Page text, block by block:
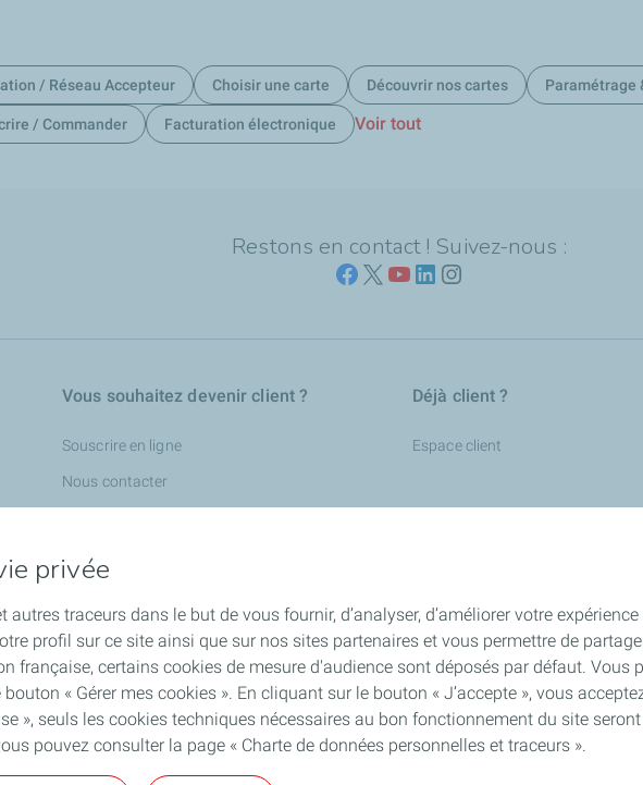
/ Réseau Accepteur Choisir une carte Découvrir nos cartes Paramétrage
/ Commander Facturation électronique Voir tout
Restons en contact ! Suivez-nous :
Vous souhaitez devenir client ?
Souscrire en ligne
Nous contacter
Déjà client ?
Espace client
privée
traceurs dans le but de vous fournir, d’analyser, d’améliorer votre
profil sur ce site ainsi que sur nos sites partenaires et vous permettre de
française, certains cookies de mesure d'audience sont déposés par défaut.
« Gérer mes cookies ». En cliquant sur le bouton « J’accepte », vous
», seuls les cookies techniques nécessaires au bon fonctionnement du site
pouvez consulter la page « Charte de données personnelles et traceurs ».